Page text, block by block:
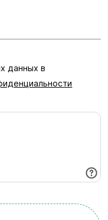
данных в